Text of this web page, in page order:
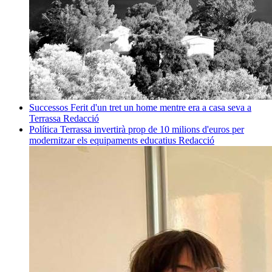
Successos Ferit d'un tret un home mentre era a casa seva a
Terrassa Redacció
Política Terrassa invertirà prop de 10 milions d'euros per
modernitzar els equipaments educatius Redacció